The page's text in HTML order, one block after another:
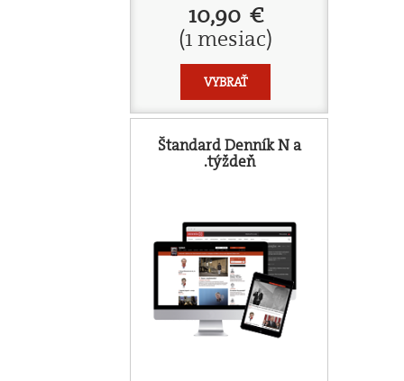
10,90 €
(1 mesiac)
VYBRAŤ
Štandard Denník N a
.týždeň